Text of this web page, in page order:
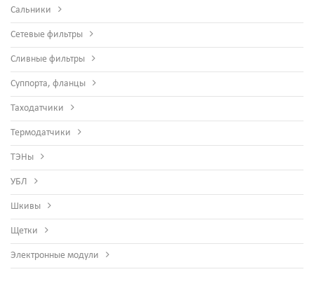
Сальники
Сетевые фильтры
Сливные фильтры
Суппорта, фланцы
Таходатчики
Термодатчики
ТЭНы
УБЛ
Шкивы
Щетки
Электронные модули